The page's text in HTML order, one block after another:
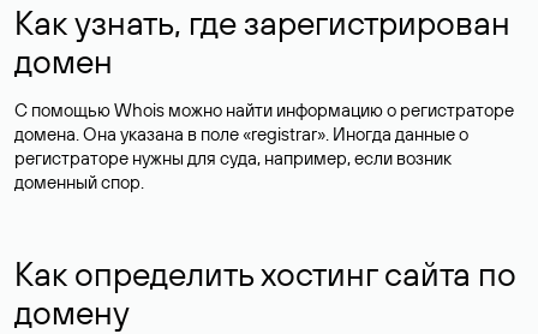
Как узнать, где зарегистрирован
домен
С помощью Whois можно найти информацию о регистраторе
домена. Она указана в поле «registrar». Иногда данные о
регистраторе нужны для суда, например, если возник
доменный спор.
Как определить хостинг сайта по
домену